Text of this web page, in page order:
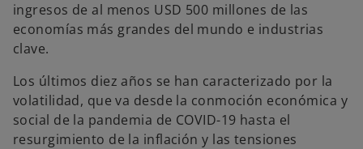
ingresos de al menos USD 500 millones de las
economías más grandes del mundo e industrias
clave.
Los últimos diez años se han caracterizado por la
volatilidad, que va desde la conmoción económica y
social de la pandemia de COVID-19 hasta el
resurgimiento de la inflación y las tensiones